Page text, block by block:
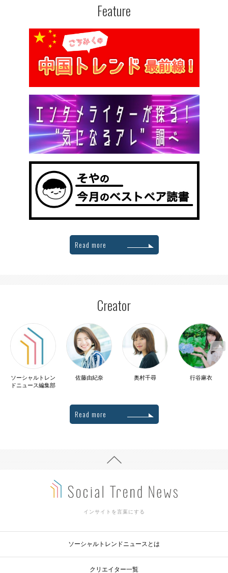
Feature
Read more
Creator
ソーシャルトレン
ドニュース編集部
佐藤由紀奈 奥村千尋 行谷麻衣
Read more
インサイトを言葉にする
ソーシャルトレンドニュースとは
クリエイター一覧